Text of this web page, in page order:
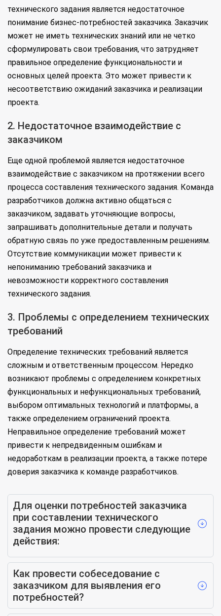
технического задания является недостаточное
понимание бизнес-потребностей заказчика. Заказчик
может не иметь технических знаний или не четко
сформулировать свои требования, что затрудняет
правильное определение функциональности и
основных целей проекта. Это может привести к
несоответствию ожиданий заказчика и реализации
проекта.
2. Недостаточное взаимодействие с
заказчиком
Еще одной проблемой является недостаточное
взаимодействие с заказчиком на протяжении всего
процесса составления технического задания. Команда
разработчиков должна активно общаться с
заказчиком, задавать уточняющие вопросы,
запрашивать дополнительные детали и получать
обратную связь по уже предоставленным решениям.
Отсутствие коммуникации может привести к
непониманию требований заказчика и
невозможности корректного составления
технического задания.
3. Проблемы с определением технических
требований
Определение технических требований является
сложным и ответственным процессом. Нередко
возникают проблемы с определением конкретных
функциональных и нефункциональных требований,
выбором оптимальных технологий и платформы, а
также определением ограничений проекта.
Неправильное определение требований может
привести к непредвиденным ошибкам и
недоработкам в реализации проекта, а также потере
доверия заказчика к команде разработчиков.
Для оценки потребностей заказчика
при составлении технического
задания можно провести следующие
действия:
Как провести собеседование с
заказчиком для выявления его
потребностей?